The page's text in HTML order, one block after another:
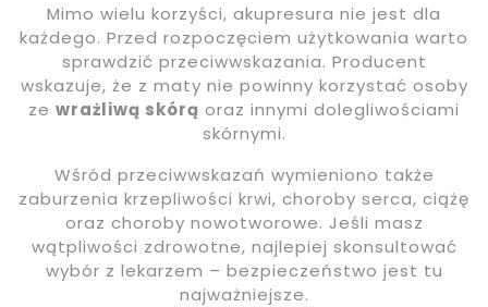
Mimo wielu korzyści, akupresura nie jest dla
każdego. Przed rozpoczęciem użytkowania warto
sprawdzić przeciwwskazania. Producent
wskazuje, że z maty nie powinny korzystać osoby
ze wrażliwą skórą oraz innymi dolegliwościami
skórnymi.
Wśród przeciwwskazań wymieniono także
zaburzenia krzepliwości krwi, choroby serca, ciążę
oraz choroby nowotworowe. Jeśli masz
wątpliwości zdrowotne, najlepiej skonsultować
wybór z lekarzem – bezpieczeństwo jest tu
najważniejsze.